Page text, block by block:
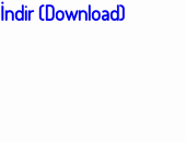
İndir (Download)